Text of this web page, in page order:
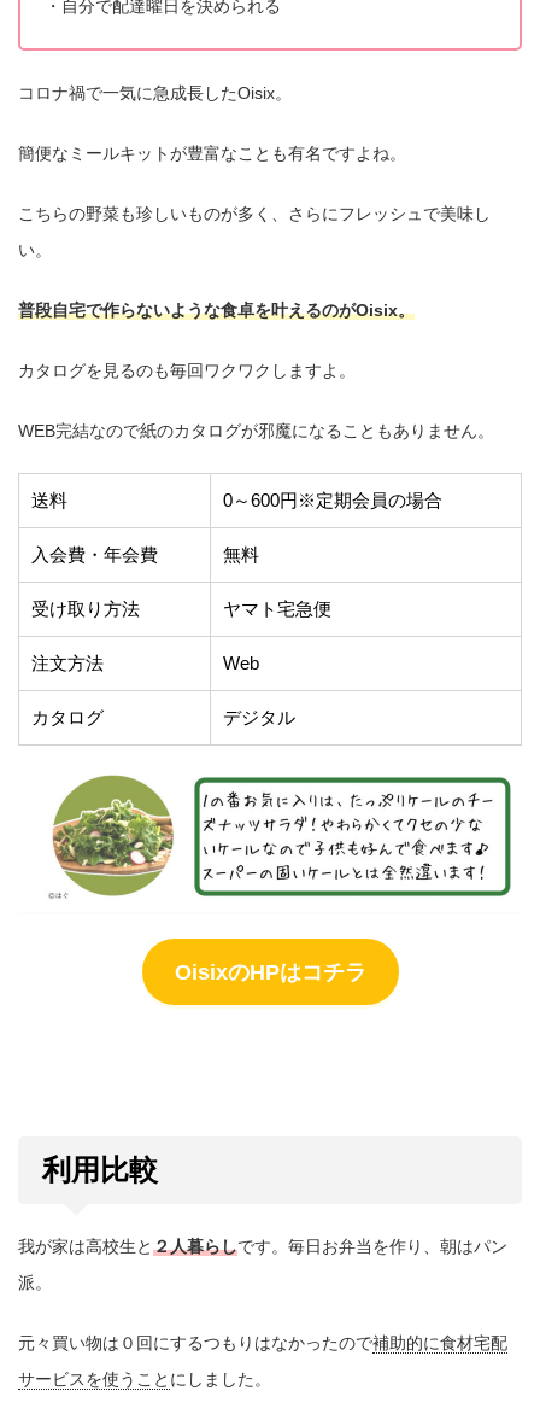
・自分で配達曜日を決められる
コロナ禍で一気に急成長したOisix。
簡便なミールキットが豊富なことも有名ですよね。
こちらの野菜も珍しいものが多く、さらにフレッシュで美味し
い。
普段自宅で作らないような食卓を叶えるのがOisix。
カタログを見るのも毎回ワクワクしますよ。
WEB完結なので紙のカタログが邪魔になることもありません。
送料 0～600円※定期会員の場合
入会費・年会費 無料
受け取り方法 ヤマト宅急便
注文方法 Web
カタログ デジタル
OisixのHPはコチラ
利用比較
我が家は高校生と２人暮らしです。毎日お弁当を作り、朝はパン
派。
元々買い物は０回にするつもりはなかったので補助的に食材宅配
サービスを使うこと にしました。